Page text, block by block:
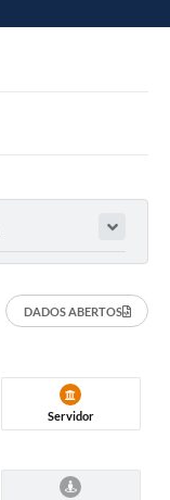
DADOS ABERTOS
Servidor